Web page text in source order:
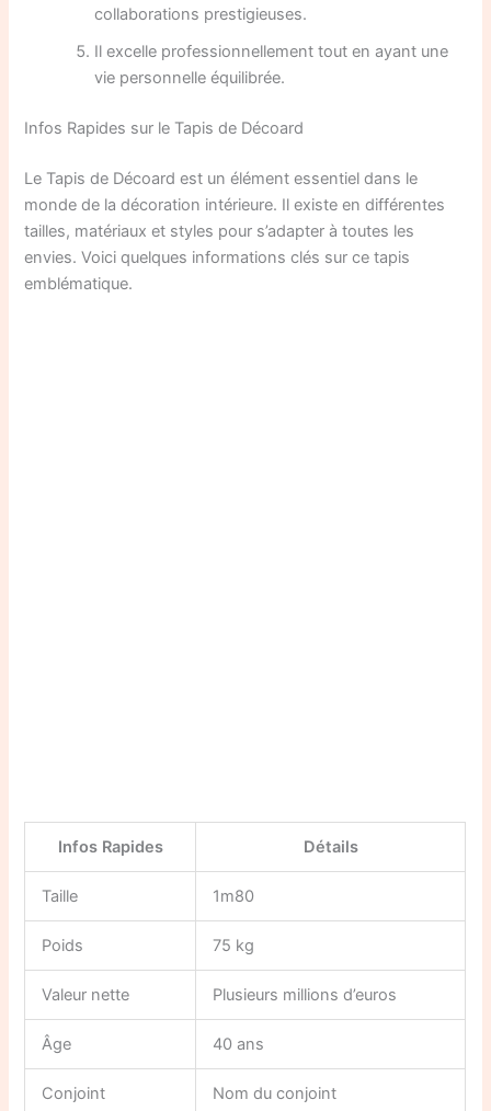
collaborations prestigieuses.
Il excelle professionnellement tout en ayant une
vie personnelle équilibrée.
Infos Rapides sur le Tapis de Décoard
Le Tapis de Décoard est un élément essentiel dans le
monde de la décoration intérieure. Il existe en différentes
tailles, matériaux et styles pour s’adapter à toutes les
envies. Voici quelques informations clés sur ce tapis
emblématique.
Infos Rapides Détails
Taille 1m80
Poids 75 kg
Valeur nette Plusieurs millions d’euros
Âge 40 ans
Conjoint Nom du conjoint